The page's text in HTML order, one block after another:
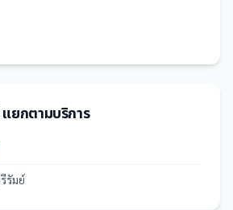
ยกตามบริการ
รัมย์